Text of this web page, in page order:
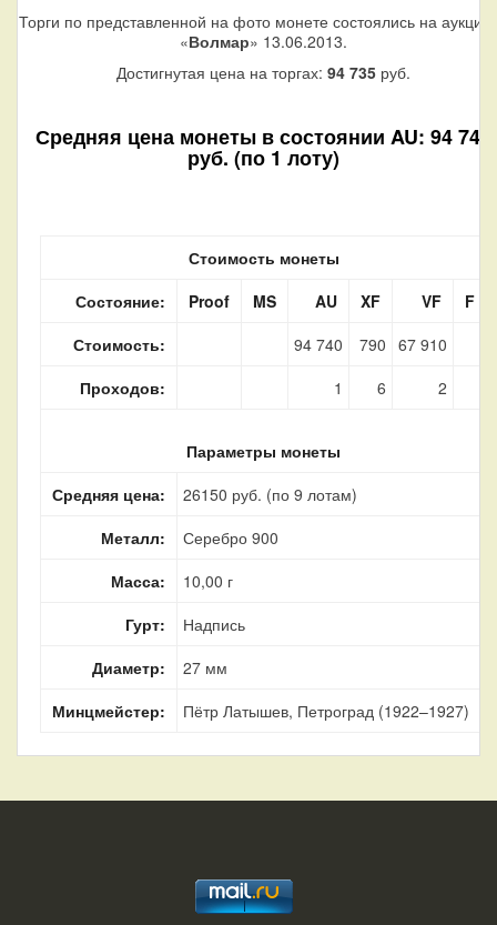
Торги по представленной на фото монете состоялись на
«Волмар» 13.06.2013.
Достигнутая цена на торгах: 94 735 руб.
Средняя цена монеты в состоянии AU: 94 740
руб. (по 1 лоту)
Стоимость монеты
Состояние:
Proof MS AU XF VF
F
Стоимость:
94 740 790 67 910
Проходов:
1 6 2
Параметры монеты
Средняя цена:
26150 руб. (по 9 лотам)
Металл:
Серебро 900
Масса:
10,00 г
Гурт:
Надпись
Диаметр:
27 мм
Минцмейстер:
Пётр Латышев, Петроград (1922–1927)